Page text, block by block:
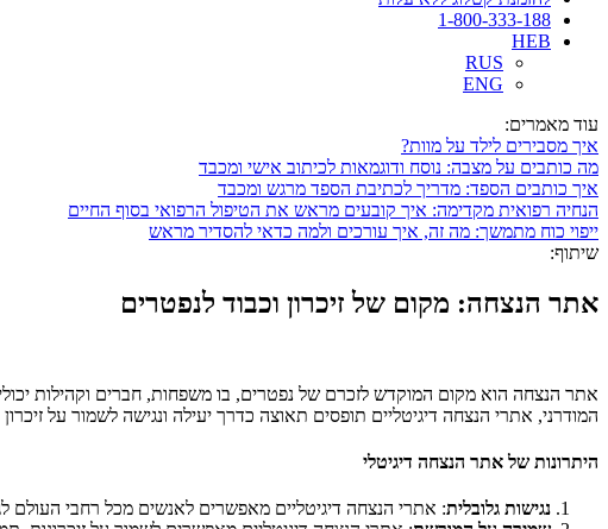
1-800-333-188
HEB
RUS
ENG
עוד מאמרים:
איך מסבירים לילד על מוות?
מה כותבים על מצבה: נוסח ודוגמאות לכיתוב אישי ומכבד
איך כותבים הספד: מדריך לכתיבת הספד מרגש ומכבד
הנחיה רפואית מקדימה: איך קובעים מראש את הטיפול הרפואי בסוף החיים
ייפוי כוח מתמשך: מה זה, איך עורכים ולמה כדאי להסדיר מראש
שיתוף:
אתר הנצחה: מקום של זיכרון וכבוד לנפטרים
אתר הנצחה הוא מקום המוקדש לזכרם של נפטרים, בו משפחות, חברים וקהילות
המודרני, אתרי הנצחה דיגיטליים תופסים תאוצה כדרך יעילה ונגישה לשמור על
היתרונות של אתר הנצחה דיגיטלי
נגישות גלובלית: אתרי הנצחה דיגיטליים מאפשרים לאנשים מכל רחבי העולם